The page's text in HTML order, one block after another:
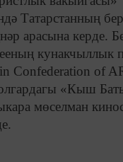
Татарстанның
арасына керде.
кунакчыллык
Confederation of
«Кыш
мөселман